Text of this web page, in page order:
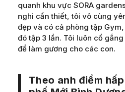
quanh khu vực SORA
nghi cần thiết, tôi vô cùng
đẹp và có cả phòng tập
đó tập 3 lần. Tôi luôn cố
để làm gương cho các con.
Theo anh điểm